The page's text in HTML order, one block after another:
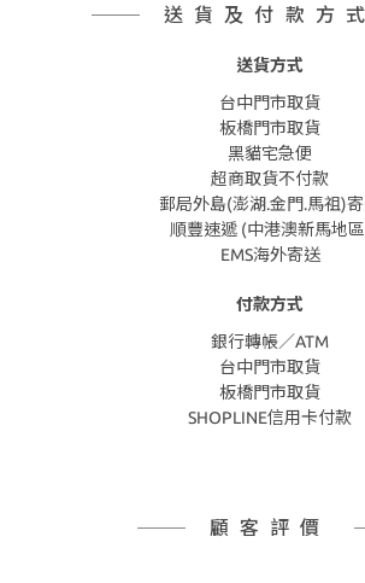
送貨及付款方式
送貨方式
台中門市取貨
板橋門市取貨
黑貓宅急便
超商取貨不付款
郵局外島(澎湖.金門.馬祖)
順豐速遞 (中港澳新馬地
EMS海外寄送
付款方式
銀行轉帳／ATM
台中門市取貨
板橋門市取貨
SHOPLINE信用卡付款
顧客評價